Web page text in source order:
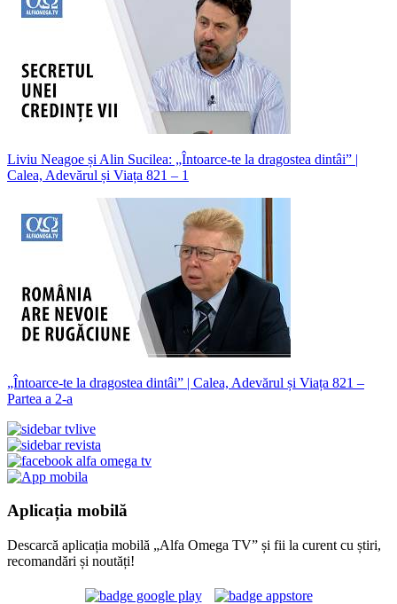
Liviu Neagoe și Alin Sucilea: „Întoarce-te la dragostea dintâi” |
Calea, Adevărul și Viața 821 – 1
„Întoarce-te la dragostea dintâi” | Calea, Adevărul și Viața 821 –
Partea a 2-a
Aplicația mobilă
Descarcă aplicația mobilă „Alfa Omega TV” și fii la curent cu știri,
recomandări și noutăți!